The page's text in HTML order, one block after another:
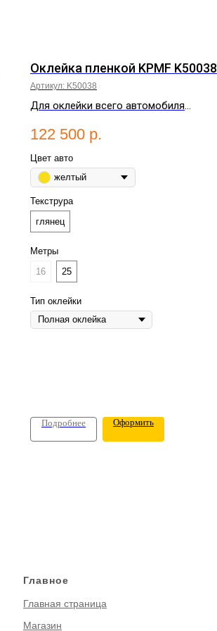
Оклейка пленкой KPMF K50038
Артикул: K50038
Для оклейки всего автомобиля
122 500 р.
Цвет авто
желтый
Текструра
глянец
Метры
16
25
Тип оклейки
Подробнее Оформить
Главное
Главная страница
Магазин